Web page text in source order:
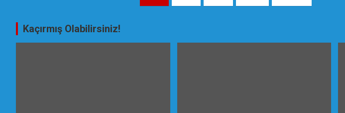
Kaçırmış Olabilirsiniz!